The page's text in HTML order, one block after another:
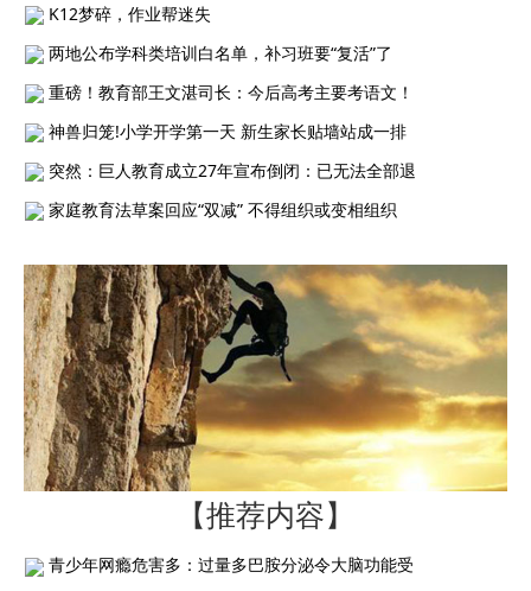
K12梦碎，作业帮迷失
两地公布学科类培训白名单，补习班要“复活”了
重磅！教育部王文湛司长：今后高考主要考语文！
神兽归笼!小学开学第一天 新生家长贴墙站成一排
突然：巨人教育成立27年宣布倒闭：已无法全部退
家庭教育法草案回应“双减” 不得组织或变相组织
【推荐内容】
青少年网瘾危害多：过量多巴胺分泌令大脑功能受